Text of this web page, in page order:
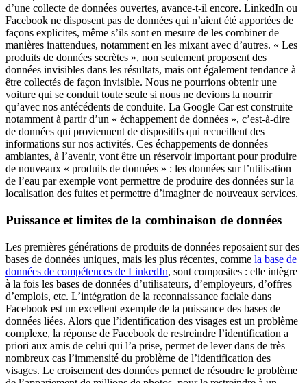
d’une collecte de données ouvertes, avance-t-il encore. LinkedIn ou
Facebook ne disposent pas de données qui n’aient été apportées de
façons explicites, même s’ils sont en mesure de les combiner de
manières inattendues, notamment en les mixant avec d’autres. « Les
produits de données secrètes », non seulement proposent des
données invisibles dans les résultats, mais ont également tendance à
être collectés de façon invisible. Nous ne pourrions obtenir une
voiture qui se conduit toute seule si nous ne devions la nourrir
qu’avec nos antécédents de conduite. La Google Car est construite
notamment à partir d’un « échappement de données », c’est-à-dire
de données qui proviennent de dispositifs qui recueillent des
informations sur nos activités. Ces échappements de données
ambiantes, à l’avenir, vont être un réservoir important pour produire
de nouveaux « produits de données » : les données sur l’utilisation
de l’eau par exemple vont permettre de produire des données sur la
localisation des fuites et permettre d’imaginer de nouveaux services.
Puissance et limites de la combinaison de données
Les premières générations de produits de données reposaient sur des
bases de données uniques, mais les plus récentes, comme la base de
données de compétences de LinkedIn, sont composites : elle intègre
à la fois les bases de données d’utilisateurs, d’employeurs, d’offres
d’emplois, etc. L’intégration de la reconnaissance faciale dans
Facebook est un excellent exemple de la puissance des bases de
données liées. Alors que l’identification des visages est un problème
complexe, la réponse de Facebook de restreindre l’identification a
priori aux amis de celui qui l’a prise, permet de lever dans de très
nombreux cas l’immensité du problème de l’identification des
visages. Le croisement des données permet de résoudre le problème